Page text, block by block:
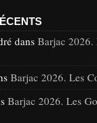
dansBarjac 2026.
Barjac 2026. Les
Barjac 2026. Les